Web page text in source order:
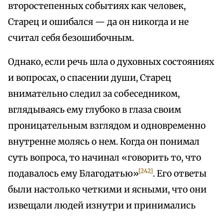
второстепенных событиях как человек,
Старец и ошибался — да он никогда и не
считал себя безошибочным.
Однако, если речь шла о духовных состояниях
и вопросах, о спасении души, Старец
внимательно следил за собеседником,
вглядываясь ему глубоко в глаза своим
проницательным взглядом и одновременно
внутренне молясь о нем. Когда он понимал
суть вопроса, то начинал «говорить то, что
подавалось ему Благодатью»[242]. Его ответы
были настолько четкими и ясными, что они
извещали людей изнутри и принимались